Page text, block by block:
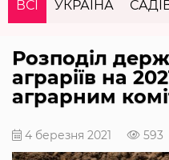
ВСІ УКРАЇНА
Розподіл
аграріїв на
аграрним
4 березня 2021 593